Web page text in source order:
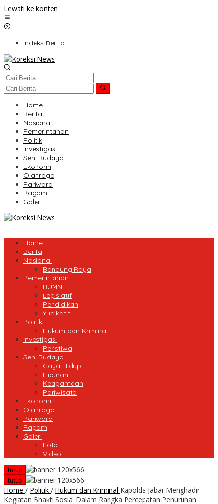
Lewati ke konten
Indeks Berita
Home
Berita
Nasional
Pemerintahan
Politik
Investigasi
Seni Budaya
Ekonomi
Olahraga
Pariwara
Ragam
Galeri
Home
Berita
Nasional
Bandung Raya
Pemerintahan
BUMN
Legislatif
Pendidikan
Yudikatif
Politik
Hukum dan Kriminal
Investigasi
Peristiwa
Seni Budaya
Gaya Hidup
Hiburan
Keagamaan
Pariwisata
Ekonomi
Olahraga
Pariwara
Ragam
Galeri
Foto
Video
tutup
tutup
Home / Politik / Hukum dan Kriminal Kapolda Jabar Menghadiri
Kegiatan Bhakti Sosial Dalam Rangka Percepatan Penurunan